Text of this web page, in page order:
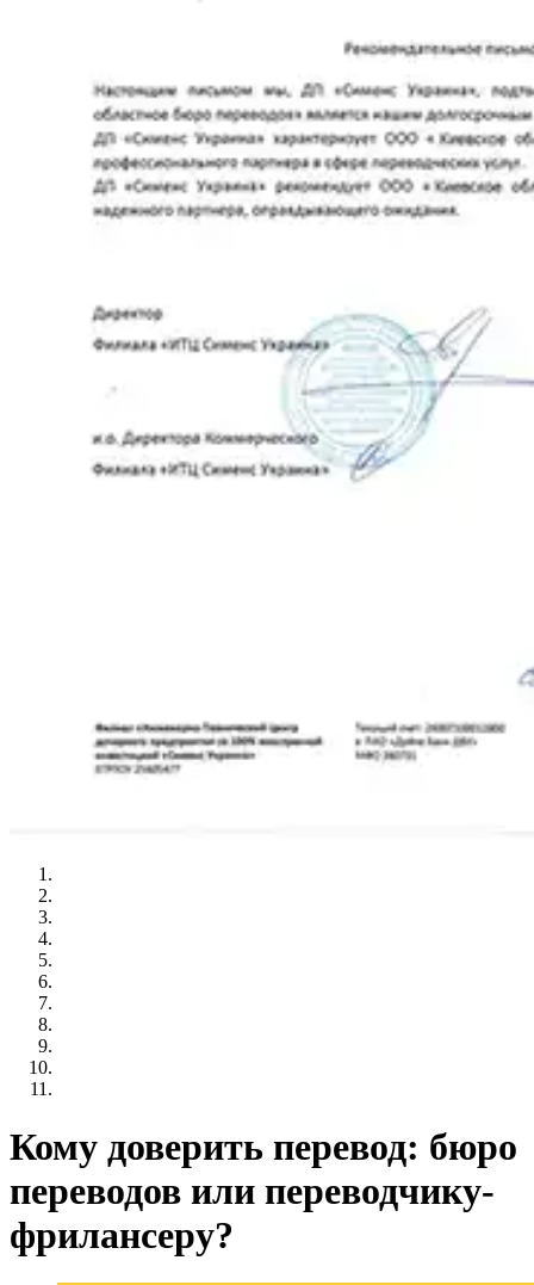
Кому доверить перевод: бюро
переводов или переводчику-
фрилансеру?